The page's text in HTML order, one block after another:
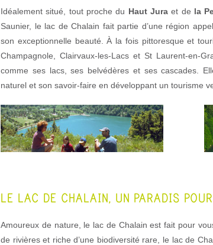
Idéalement situé, tout proche du Haut Juraet de la
Saunier, le lac de Chalain fait partie d’une région
son exceptionnelle beauté. À la fois pittoresque et
Champagnole, Clairvaux-les-Lacs et St Laurent-en-
comme ses lacs, ses belvédères et ses cascades.
naturel et son savoir-faire en développant un tourisme
LE LAC DE CHALAIN, UN PARADIS
Amoureux de nature, le lac de Chalain est fait pour
de rivières et riche d’une biodiversité rare, le lac de